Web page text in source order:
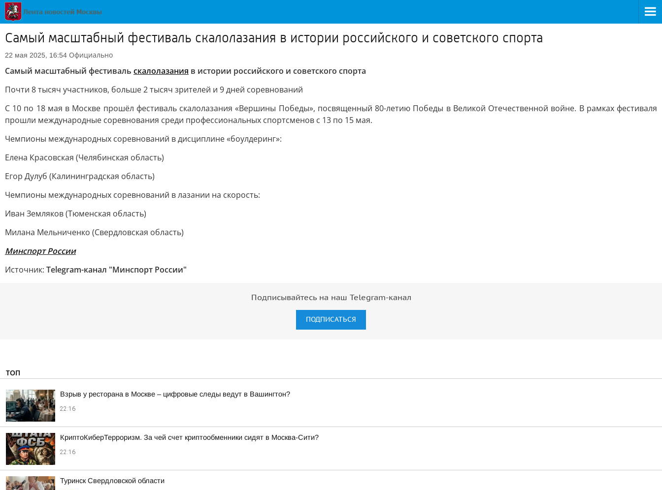
Самый масштабный фестиваль скалолазания в истории российского и советского спорта
22 мая 2025, 16:54 Официально
Самый масштабный фестиваль скалолазания в истории российского и советского спорта
Почти 8 тысяч участников, больше 2 тысяч зрителей и 9 дней соревнований
С 10 по 18 мая в Москве прошёл фестиваль скалолазания «Вершины Победы», посвященный 80-летию Победы в Великой Отечественной войне. В рамках фестиваля
прошли международные соревнования среди профессиональных спортсменов с 13 по 15 мая.
Чемпионы международных соревнований в дисциплине «боулдеринг»:
Елена Красовская (Челябинская область)
Егор Дулуб (Калининградская область)
Чемпионы международных соревнований в лазании на скорость:
Иван Земляков (Тюменская область)
Милана Мельниченко (Свердловская область)
Минспорт России
Источник: Telegram-канал "Минспорт России"
Подписывайтесь на наш Telegram-канал
ПОДПИСАТЬСЯ
ТОП
Взрыв у ресторана в Москве – цифровые следы ведут в Вашингтон?
22:16
КриптоКиберТерроризм. За чей счет криптообменники сидят в Москва-Сити?
22:16
Туринск Свердловской области